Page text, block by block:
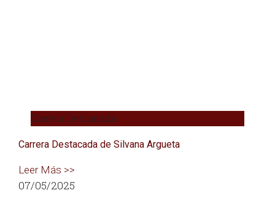
Carrera Destacada
Carrera Destacada de Silvana Argueta
Leer Más >>
07/05/2025